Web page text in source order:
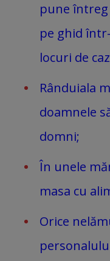
pune
pe ghid
locuri de
Rânduiala
doamnele
domni;
În unele
masa cu
Orice